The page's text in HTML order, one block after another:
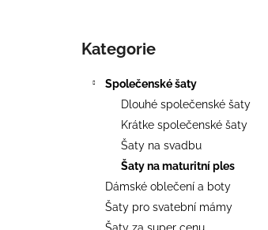
Přeskočit
kategorie
Kategorie
Společenské šaty
Dlouhé společenské šaty
Krátke společenské šaty
Šaty na svadbu
Šaty na maturitní ples
Dámské oblečení a boty
Šaty pro svatební mámy
DLOUHÉ SPOLEČENSKÉ